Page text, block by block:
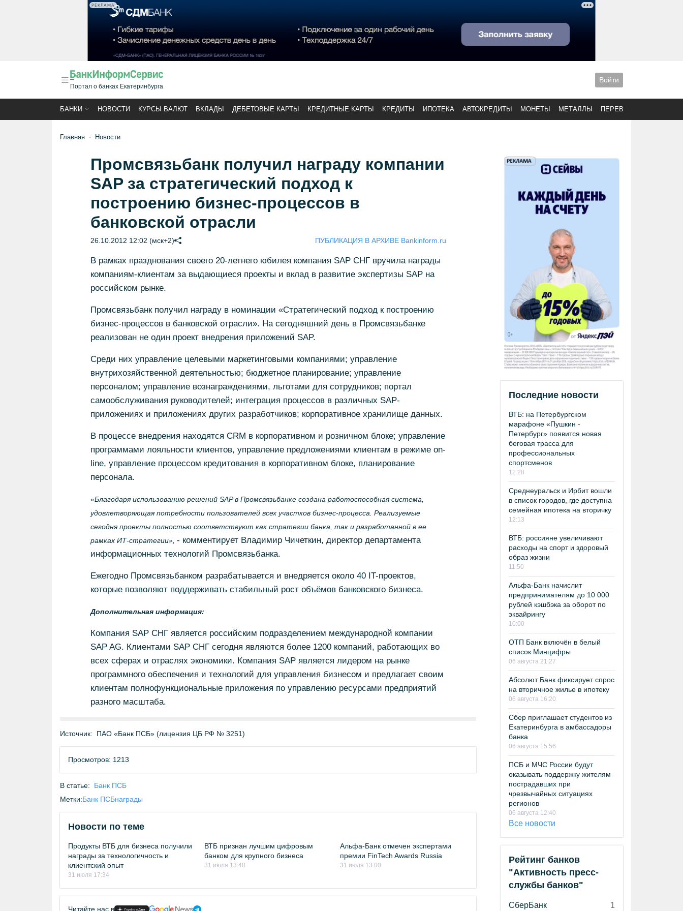
РЕКЛАМА
Портал о банках Екатеринбурга
Войти
БАНКИ НОВОСТИ КУРСЫ ВАЛЮТ ВКЛАДЫ ДЕБЕТОВЫЕ КАРТЫ КРЕДИТНЫЕ КАРТЫ КРЕДИТЫ ИПОТЕКА АВТОКРЕДИТЫ МОНЕТЫ МЕТАЛЛЫ ПЕРЕВОДЫ
Главная Новости
Промсвязьбанк получил награду компании
SAP за стратегический подход к
построению бизнес-процессов в
банковской отрасли
26.10.2012 12:02 (мск+2) ПУБЛИКАЦИЯ В АРХИВЕ Bankinform.ru
В рамках празднования своего 20-летнего юбилея компания SAP СНГ вручила награды
компаниям-клиентам за выдающиеся проекты и вклад в развитие экспертизы SAP на
российском рынке.
Промсвязьбанк получил награду в номинации «Стратегический подход к построению
бизнес-процессов в банковской отрасли». На сегодняшний день в Промсвязьбанке
реализован не один проект внедрения приложений SAP.
Среди них управление целевыми маркетинговыми компаниями; управление
внутрихозяйственной деятельностью; бюджетное планирование; управление
персоналом; управление вознаграждениями, льготами для сотрудников; портал
самообслуживания руководителей; интеграция процессов в различных SAP-
приложениях и приложениях других разработчиков; корпоративное хранилище данных.
В процессе внедрения находятся CRM в корпоративном и розничном блоке; управление
программами лояльности клиентов, управление предложениями клиентам в режиме on-
line, управление процессом кредитования в корпоративном блоке, планирование
персонала.
«Благодаря использованию решений SAP в Промсвязьбанке создана работоспособная система,
удовлетворяющая потребности пользователей всех участков бизнес-процесса. Реализуемые
сегодня проекты полностью соответствуют как стратегии банка, так и разработанной в ее
рамках ИТ-стратегии», - комментирует Владимир Чичеткин, директор департамента
информационных технологий Промсвязьбанка.
Ежегодно Промсвязьбанком разрабатывается и внедряется около 40 IT-проектов,
которые позволяют поддерживать стабильный рост объёмов банковского бизнеса.
Дополнительная информация:
Компания SAP СНГ является российским подразделением международной компании
SAP AG. Клиентами SAP СНГ сегодня являются более 1200 компаний, работающих во
всех сферах и отраслях экономики. Компания SAP является лидером на рынке
программного обеспечения и технологий для управления бизнесом и предлагает своим
клиентам полнофункциональные приложения по управлению ресурсами предприятий
разного масштаба.
Источник: ПАО «Банк ПСБ» (лицензия ЦБ РФ № 3251)
Просмотров: 1213
В статье:
Банк ПСБ
Метки:Банк ПСБнаграды
Новости по теме
Продукты ВТБ для бизнеса получили
награды за технологичность и
клиентский опыт
31 июля 17:34
ВТБ признан лучшим цифровым
банком для крупного бизнеса
31 июля 13:48
Альфа-Банк отмечен экспертами
премии FinTech Awards Russia
31 июля 13:00
Читайте нас в
Последние новости
ВТБ: на Петербургском
марафоне «Пушкин -
Петербург» появится новая
беговая трасса для
профессиональных
спортсменов
12:28
Среднеуральск и Ирбит вошли
в список городов, где доступна
семейная ипотека на вторичку
12:13
ВТБ: россияне увеличивают
расходы на спорт и здоровый
образ жизни
11:50
Альфа-Банк начислит
предпринимателям до 10 000
рублей кэшбэка за оборот по
эквайрингу
10:00
ОТП Банк включён в белый
список Минцифры
06 августа 21:27
Абсолют Банк фиксирует спрос
на вторичное жилье в ипотеку
06 августа 16:20
Сбер приглашает студентов из
Екатеринбурга в амбассадоры
банка
06 августа 15:56
ПСБ и МЧС России будут
оказывать поддержку жителям
пострадавших при
чрезвычайных ситуациях
регионов
06 августа 12:40
Все новости
Рейтинг банков
"Активность пресс-
службы банков"
СберБанк
1